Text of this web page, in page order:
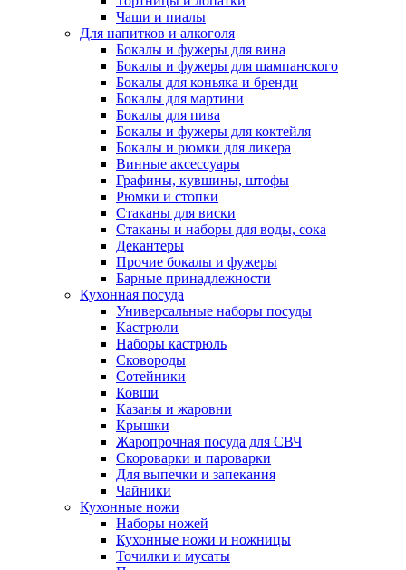
Чаши и пиалы
Для напитков и алкоголя
Бокалы и фужеры для вина
Бокалы и фужеры для шампанского
Бокалы для коньяка и бренди
Бокалы для мартини
Бокалы для пива
Бокалы и фужеры для коктейля
Бокалы и рюмки для ликера
Винные аксессуары
Графины, кувшины, штофы
Рюмки и стопки
Стаканы для виски
Стаканы и наборы для воды, сока
Декантеры
Прочие бокалы и фужеры
Барные принадлежности
Кухонная посуда
Универсальные наборы посуды
Кастрюли
Наборы кастрюль
Сковороды
Сотейники
Ковши
Казаны и жаровни
Крышки
Жаропрочная посуда для СВЧ
Скороварки и пароварки
Для выпечки и запекания
Чайники
Кухонные ножи
Наборы ножей
Кухонные ножи и ножницы
Точилки и мусаты